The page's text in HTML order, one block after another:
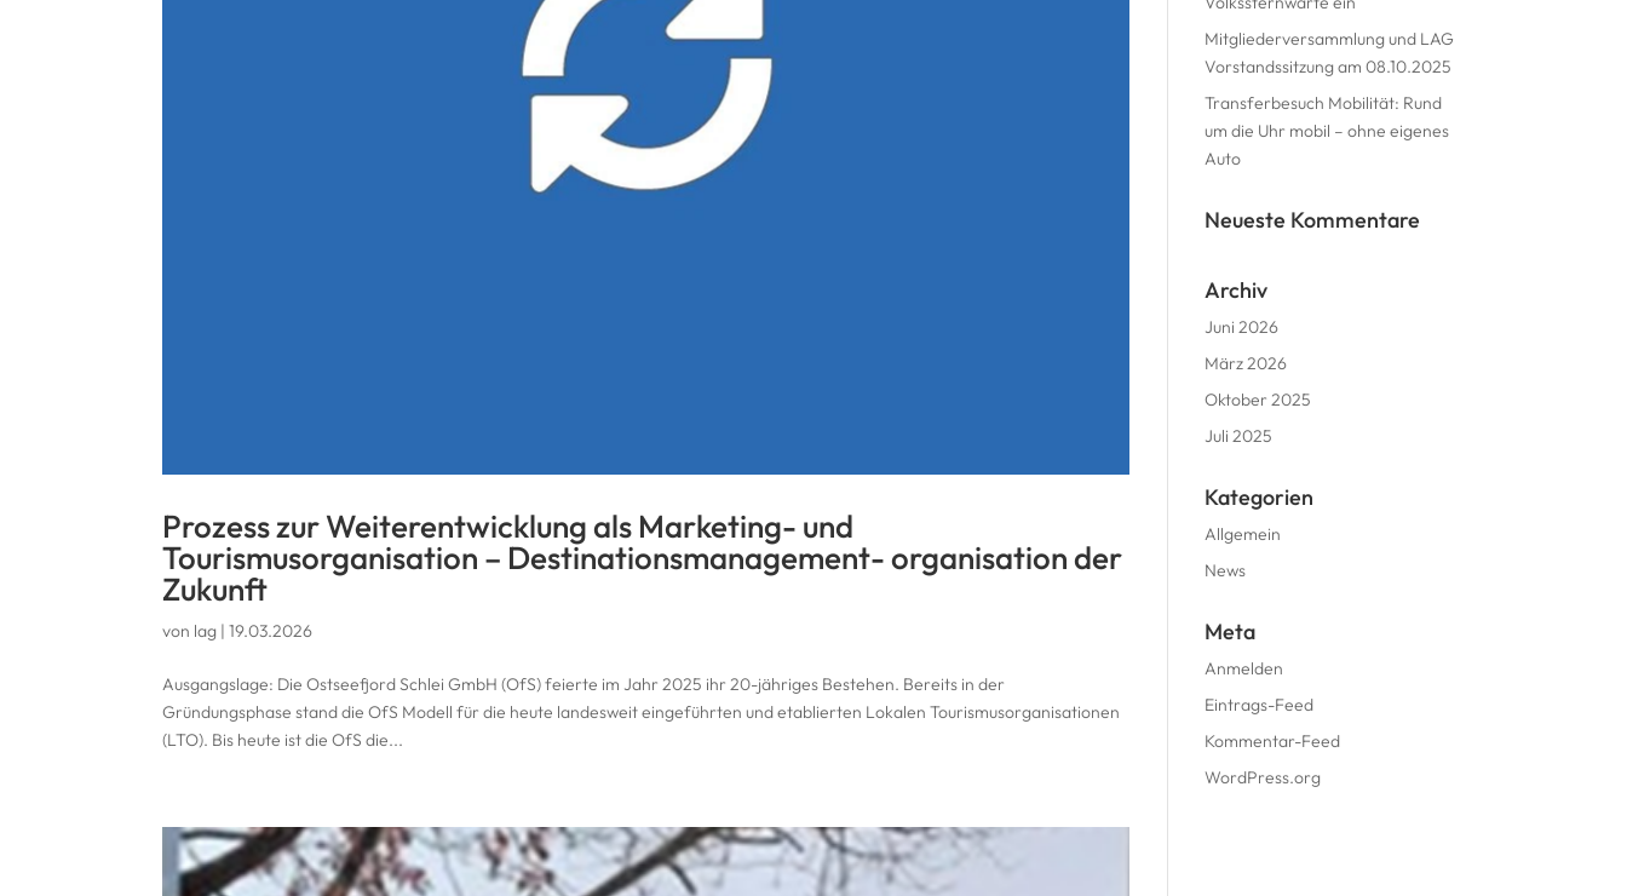
Prozess zur Weiterentwicklung als Marketing- und
Tourismusorganisation – Destinationsmanagement- organisation der
Zukunft
von lag |19.03.2026
Ausgangslage: Die Ostseefjord Schlei GmbH (OfS) feierte im Jahr 2025 ihr 20-jähriges Bestehen. Bereits in der
Gründungsphase stand die OfS Modell für die heute landesweit eingeführten und etablierten Lokalen Tourismusorganisationen
(LTO). Bis heute ist die OfS die...
Mitgliederversammlung und LAG
Vorstandssitzung am 08.10.2025
Transferbesuch Mobilität: Rund
um die Uhr mobil – ohne eigenes
Auto
Neueste Kommentare
Archiv
Juni 2026
März 2026
Oktober 2025
Juli 2025
Kategorien
Allgemein
News
Meta
Anmelden
Eintrags-Feed
Kommentar-Feed
WordPress.org